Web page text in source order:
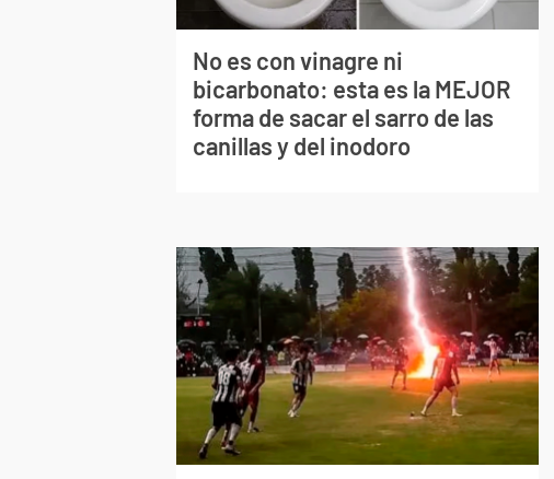
No es con vinagre ni
bicarbonato: esta es la MEJOR
forma de sacar el sarro de las
canillas y del inodoro